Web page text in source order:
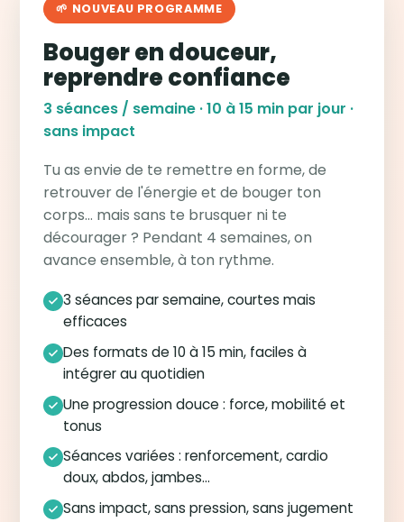
🌱 NOUVEAU PROGRAMME
Bouger en douceur,
reprendre confiance
3 séances / semaine · 10 à 15 min par jour ·
sans impact
Tu as envie de te remettre en forme, de
retrouver de l'énergie et de bouger ton
corps… mais sans te brusquer ni te
décourager ? Pendant 4 semaines, on
avance ensemble, à ton rythme.
3 séances par semaine, courtes mais
efficaces
Des formats de 10 à 15 min, faciles à
intégrer au quotidien
Une progression douce : force, mobilité et
tonus
Séances variées : renforcement, cardio
doux, abdos, jambes…
Sans impact, sans pression, sans jugement